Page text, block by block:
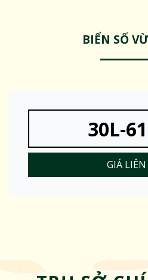
BIỂN SỐ
30L-
GIÁ LIÊN